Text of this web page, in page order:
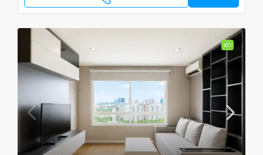
เช่า